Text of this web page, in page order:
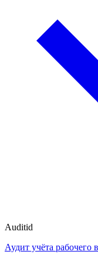
Auditid
Аудит учёта рабочего